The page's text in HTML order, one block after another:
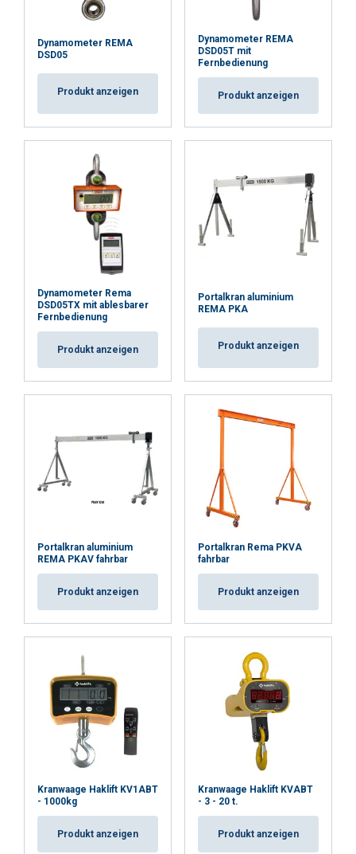
Dynamometer REMA
DSD05
Produkt anzeigen
Dynamometer REMA
DSD05T mit
Fernbedienung
Produkt anzeigen
Dynamometer Rema
DSD05TX mit ablesbarer
Fernbedienung
Produkt anzeigen
Portalkran aluminium
REMA PKA
Produkt anzeigen
Portalkran aluminium
REMA PKAV fahrbar
Produkt anzeigen
Portalkran Rema PKVA
fahrbar
Produkt anzeigen
Kranwaage Haklift KV1ABT
- 1000kg
Produkt anzeigen
Kranwaage Haklift KVABT
- 3 - 20 t.
Produkt anzeigen
Funktionalität Unklassifizierte
ALLE AKZEPTIEREN
DETAILS ANZEIGEN